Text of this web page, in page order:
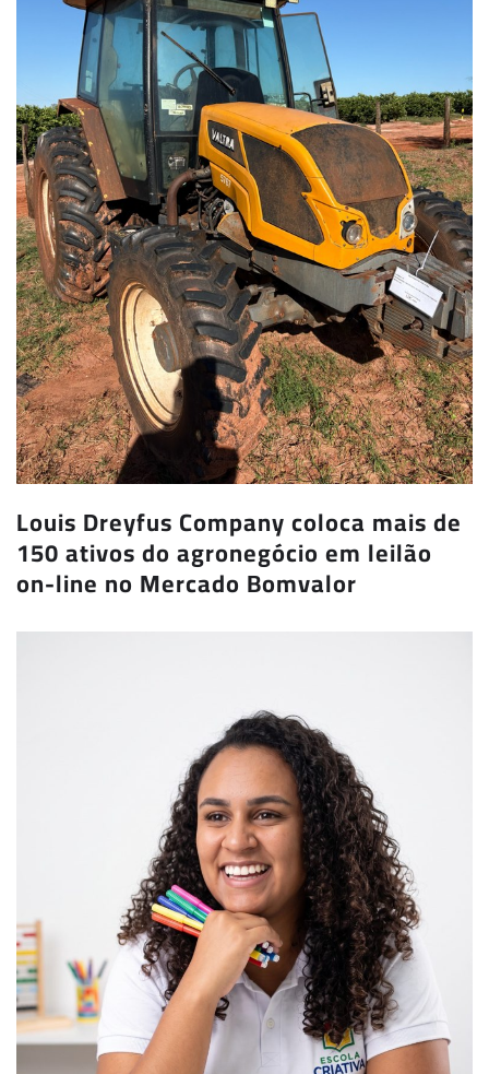
Louis Dreyfus Company coloca mais de
150 ativos do agronegócio em leilão
on-line no Mercado Bomvalor